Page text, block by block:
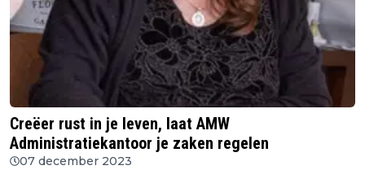
Creëer rust in je leven, laat AMW
Administratiekantoor je zaken regelen
07 december 2023